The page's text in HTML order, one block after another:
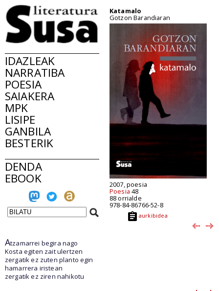
IDAZLEAK
NARRATIBA
POESIA
SAIAKERA
MPK
LISIPE
GANBILA
BESTERIK
DENDA
EBOOK
Katamalo
Gotzon Barandiaran
2007, poesia
Poesia 48
88 orrialde
978-84-86766-52-8
aurkibidea
Atzamarrei begira nago
Kosta egiten zait ulertzen
zergatik ez zuten planto egin
hamarrera iristean
zergatik ez ziren nahikotu